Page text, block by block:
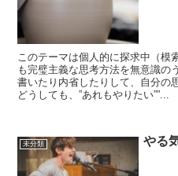
このテーマは個人的に探求中（模
も完璧主義な思考方法を無意識の
書いたり内省したりして、自分の
どうしても、”あれもやりたい””...
未分類 やる